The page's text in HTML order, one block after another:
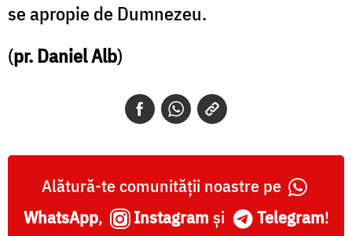
se apropie de Dumnezeu.
(pr. Daniel Alb)
Alătură-te comunității noastre pe
WhatsApp, Instagram și Telegram!